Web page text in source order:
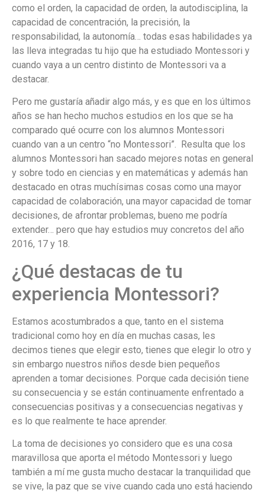
como el orden, la capacidad de orden, la autodisciplina, la
capacidad de concentración, la precisión, la
responsabilidad, la autonomía… todas esas habilidades ya
las lleva integradas tu hijo que ha estudiado Montessori y
cuando vaya a un centro distinto de Montessori va a
destacar.
Pero me gustaría añadir algo más, y es que en los últimos
años se han hecho muchos estudios en los que se ha
comparado qué ocurre con los alumnos Montessori
cuando van a un centro “no Montessori”. Resulta que los
alumnos Montessori han sacado mejores notas en general
y sobre todo en ciencias y en matemáticas y además han
destacado en otras muchísimas cosas como una mayor
capacidad de colaboración, una mayor capacidad de tomar
decisiones, de afrontar problemas, bueno me podría
extender… pero que hay estudios muy concretos del año
2016, 17 y 18.
¿Qué destacas de tu
experiencia Montessori?
Estamos acostumbrados a que, tanto en el sistema
tradicional como hoy en día en muchas casas, les
decimos tienes que elegir esto, tienes que elegir lo otro y
sin embargo nuestros niños desde bien pequeños
aprenden a tomar decisiones. Porque cada decisión tiene
su consecuencia y se están continuamente enfrentado a
consecuencias positivas y a consecuencias negativas y
es lo que realmente te hace aprender.
La toma de decisiones yo considero que es una cosa
maravillosa que aporta el método Montessori y luego
también a mí me gusta mucho destacar la tranquilidad que
se vive, la paz que se vive cuando cada uno está haciendo